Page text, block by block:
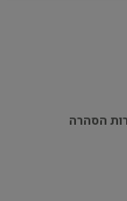
הסהרה